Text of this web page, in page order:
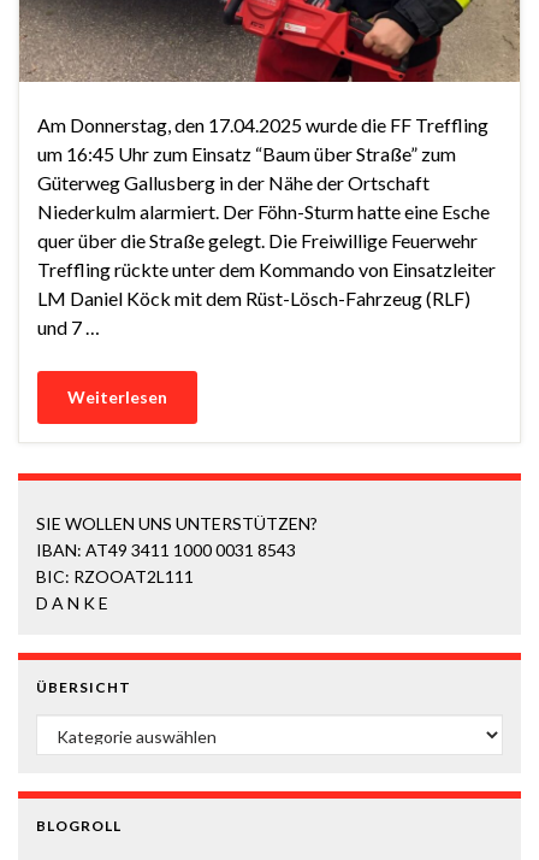
Am Donnerstag, den 17.04.2025 wurde die FF Treffling
um 16:45 Uhr zum Einsatz “Baum über Straße” zum
Güterweg Gallusberg in der Nähe der Ortschaft
Niederkulm alarmiert. Der Föhn-Sturm hatte eine Esche
quer über die Straße gelegt. Die Freiwillige Feuerwehr
Treffling rückte unter dem Kommando von Einsatzleiter
LM Daniel Köck mit dem Rüst-Lösch-Fahrzeug (RLF)
und 7 …
Weiterlesen
SIE WOLLEN UNS UNTERSTÜTZEN?
IBAN: AT49 3411 1000 0031 8543
BIC: RZOOAT2L111
D A N K E
ÜBERSICHT
ÜBERSICHT
BLOGROLL